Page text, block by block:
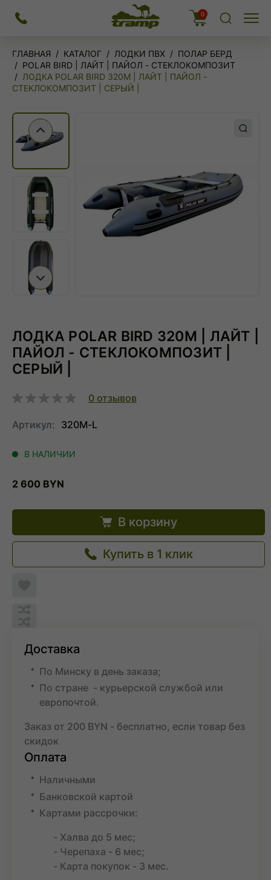
На
главную
0
Меню
ГЛАВНАЯ КАТАЛОГ ЛОДКИ ПВХ
ПОЛАР БЕРД
POLAR BIRD | ЛАЙТ | ПАЙОЛ - СТЕКЛОКОМПОЗИТ
ЛОДКА POLAR BIRD 320М | ЛАЙТ | ПАЙОЛ -
СТЕКЛОКОМПОЗИТ | СЕРЫЙ |
ЛОДКА POLAR BIRD 320М | ЛАЙТ |
ПАЙОЛ - СТЕКЛОКОМПОЗИТ |
СЕРЫЙ |
0 отзывов
Артикул: 320M-L
В НАЛИЧИИ
2 600 BYN
В корзину
Купить в 1 клик
Обновляю
в
список
Доставка
По Минску в день заказа;
По стране - курьерской службой или
европочтой.
Заказ от 200 BYN - бесплатно, если товар без
скидок
Оплата
Наличными
Банковской картой
Картами рассрочки:
- Халва до 5 мес;
- Черепаха - 6 мес;
- Карта покупок - 3 мес.
Предыдущий слайд
Следующий слайд